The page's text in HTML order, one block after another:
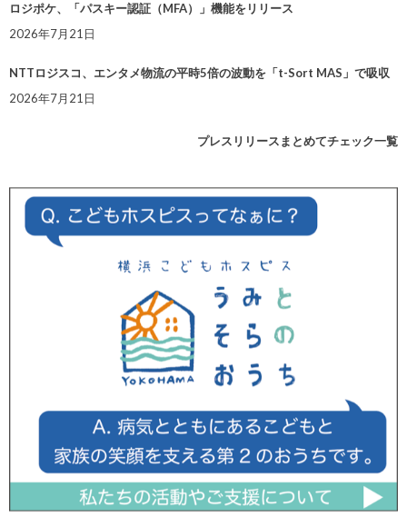
ロジポケ、「パスキー認証（MFA）」機能をリリース
2026年7月21日
NTTロジスコ、エンタメ物流の平時5倍の波動を「t-Sort MAS」で吸収
2026年7月21日
プレスリリースまとめてチェック一覧